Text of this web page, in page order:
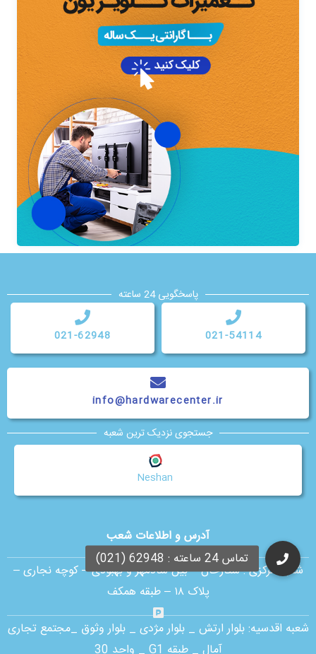
آدرس و اطلاعات شعب
شعبه مرکزی :ستارخان – بین شادمهر و بهبودی – کوچه نجاری –
پلاک ۱۸ – طبقه همکف
شعبه اقدسیه:بلوار ارتش _ بلوار مژدی _ بلوار وثوق _مجتمع تجاری
آمال _ طبقه G1 _ واحد 30
پاسخگویی 24 ساعته
021-54114
021-62948
info@hardwarecenter.ir
جستجوی نزدیک ترین شعبه
Neshan